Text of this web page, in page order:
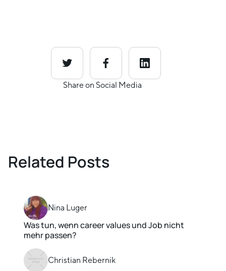
Share on Social Media
Related Posts
Nina Luger
Was tun, wenn career values und Job nicht
mehr passen?
Christian Rebernik